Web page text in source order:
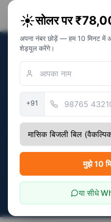
सोलर अवेयरनेस फाउंडेशन
☀️सोलर पर
अपना नंबर छोड़ें — हम 10 मिनट में
शेड्यूल करेंगे।
+91
मुझे 10
या सीधे